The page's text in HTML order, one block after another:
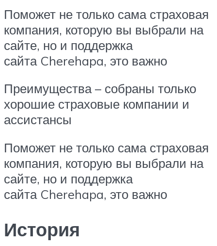
Поможет не только сама страховая
компания, которую вы выбрали на
сайте, но и поддержка
сайта Cherehapa, это важно
Преимущества – собраны только
хорошие страховые компании и
ассистансы
Поможет не только сама страховая
компания, которую вы выбрали на
сайте, но и поддержка
сайта Cherehapa, это важно
История